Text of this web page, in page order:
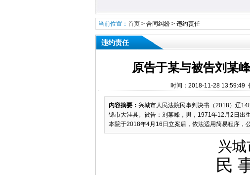
当前位置： 首页> 合同纠纷> 违约责任
违约责任
原告于某与被告刘某
时间：2018-11-28 13:59:49
内容摘要： 兴城市人民法院民事判决书（2018）辽
锦市大洼县。被告：刘某峰，男，1971年12月2日出
本院于2018年4月16日立案后，依法适用简易程序，
兴
民